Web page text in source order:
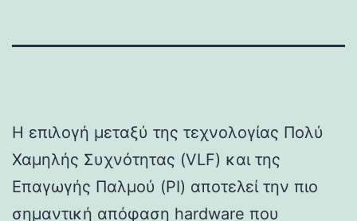
Η επιλογή μεταξύ της τεχνολογίας Πολύ
Χαμηλής Συχνότητας (VLF) και της
Επαγωγής Παλμού (PI) αποτελεί την πιο
σημαντική απόφαση hardware που